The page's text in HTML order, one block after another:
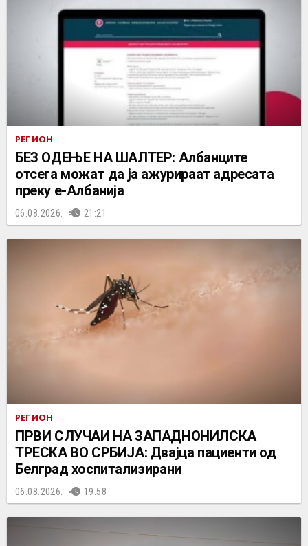
РЕГИОН
БЕЗ ОДЕЊЕ НА ШАЛТЕР: Албанците
отсега можат да ја ажурираат адресата
преку е-Албанија
06.08.2026. 21:21
РЕГИОН
ПРВИ СЛУЧАИ НА ЗАПАДНОНИЛСКА
ТРЕСКА ВО СРБИЈА: Двајца пациенти од
Белград хоспитализирани
06.08.2026. 19:58